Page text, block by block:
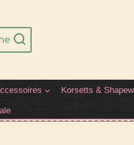
Korsetts &